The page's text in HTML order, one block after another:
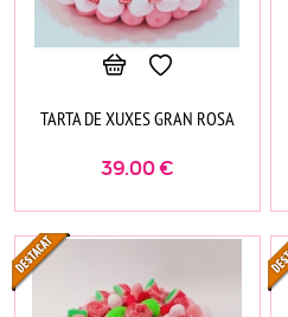
TARTA DE XUXES GRAN ROSA
39.00€